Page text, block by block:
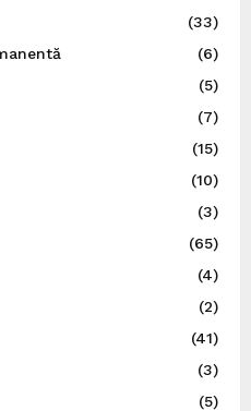
(33)
(6)
(5)
(7)
(15)
(10)
(3)
(65)
(4)
(2)
(41)
(3)
(5)